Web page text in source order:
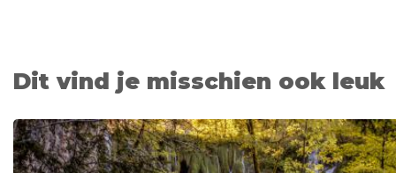
Dit vind je misschien ook leuk